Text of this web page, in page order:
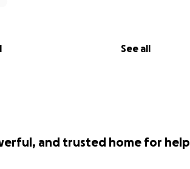
See all
and trusted home for help